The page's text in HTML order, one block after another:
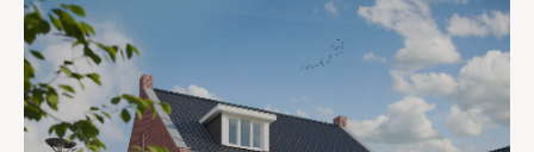
U kunt alle beschikbare documenten vinden op de
projectwebsite van de ontwikkelaar: Van Wanrooij.